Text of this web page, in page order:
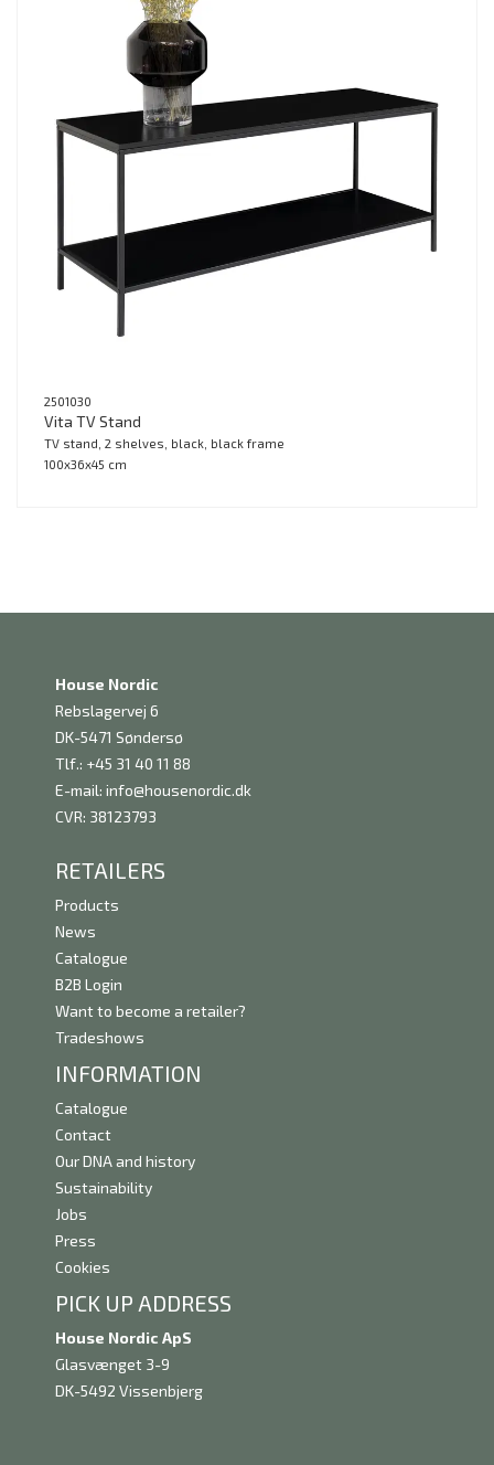
2501030
Vita TV Stand
TV stand, 2 shelves, black, black frame
100x36x45 cm
House Nordic
Rebslagervej 6
DK-5471 Søndersø
Tlf.: +45 31 40 11 88
E-mail: info@housenordic.dk
CVR: 38123793
RETAILERS
Products
News
Catalogue
B2B Login
Want to become a retailer?
Tradeshows
INFORMATION
Catalogue
Contact
Our DNA and history
Sustainability
Jobs
Press
Cookies
PICK UP ADDRESS
House Nordic ApS
Glasvænget 3-9
DK-5492 Vissenbjerg